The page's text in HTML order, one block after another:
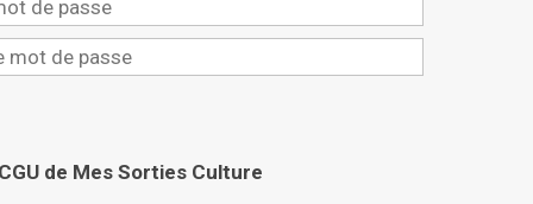
de Mes Sorties Culture